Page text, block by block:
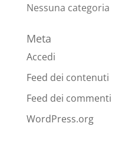
Nessuna categoria
Meta
Accedi
Feed dei contenuti
Feed dei commenti
WordPress.org